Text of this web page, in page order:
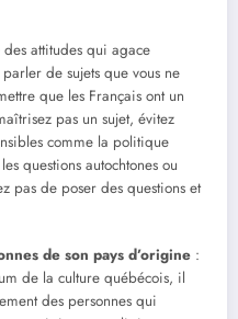
des attitudes qui agace
de sujets que vous ne
que les Français ont un
pas un sujet, évitez
comme la politique
questions autochtones ou
pas de poser des questions et
de son pays d’origine :
de la culture québécois, il
des personnes qui